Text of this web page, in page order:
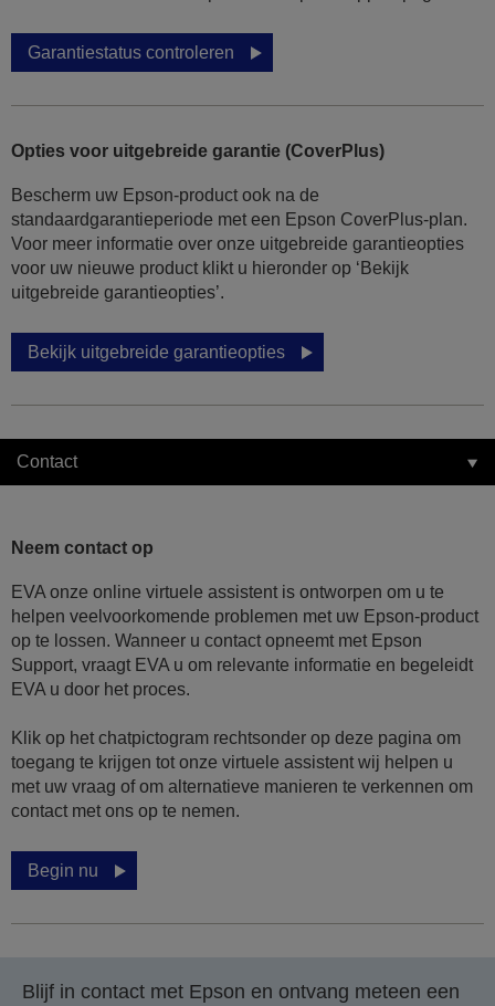
Garantiestatus controleren
Opties voor uitgebreide garantie (CoverPlus)
Bescherm uw Epson-product ook na de
standaardgarantieperiode met een Epson CoverPlus-plan.
Voor meer informatie over onze uitgebreide garantieopties
voor uw nieuwe product klikt u hieronder op ‘Bekijk
uitgebreide garantieopties’.
Bekijk uitgebreide garantieopties
Contact
Neem contact op
EVA onze online virtuele assistent is ontworpen om u te
helpen veelvoorkomende problemen met uw Epson-product
op te lossen. Wanneer u contact opneemt met Epson
Support, vraagt EVA u om relevante informatie en begeleidt
EVA u door het proces.
Klik op het chatpictogram rechtsonder op deze pagina om
toegang te krijgen tot onze virtuele assistent wij helpen u
met uw vraag of om alternatieve manieren te verkennen om
contact met ons op te nemen.
Begin nu
Blijf in contact met Epson en ontvang meteen een